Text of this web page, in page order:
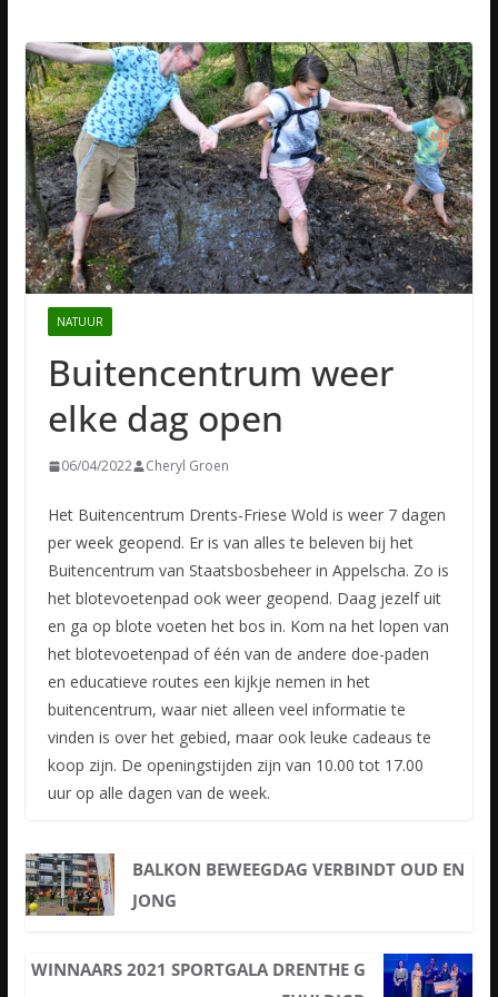
NATUUR
Buitencentrum weer
elke dag open
06/04/2022 Cheryl Groen
Het Buitencentrum Drents-Friese Wold is weer 7 dagen
per week geopend. Er is van alles te beleven bij het
Buitencentrum van Staatsbosbeheer in Appelscha. Zo is
het blotevoetenpad ook weer geopend. Daagjezelf uit
en ga op blote voeten het bos in. Kom na het lopen van
het blotevoetenpad of één van de andere doe-paden
en educatieve routes een kijkje nemen in het
buitencentrum, waar niet alleen veel informatie te
vinden is over het gebied, maar ook leuke cadeaus te
koop zijn. De openingstijden zijn van 10.00 tot 17.00
uur op alle dagen van de week.
BALKON BEWEEGDAG VERBINDT OUD EN
JONG
WINNAARS 2021 SPORTGALA DRENTHE G